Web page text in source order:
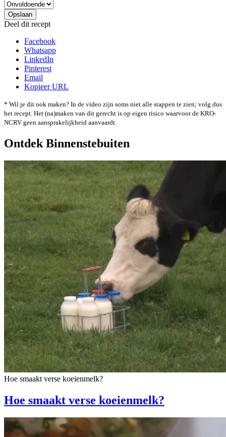
Deel dit recept
Facebook
Whatsapp
LinkedIn
Pinterest
Email
Kopieer URL
* Wil je dit ook maken? In de video zijn soms niet alle stappen te zien; volg dus
het recept. Het (na)maken van dit gerecht is op eigen risico waarvoor de KRO-
NCRV geen aansprakelijkheid aanvaardt.
Ontdek Binnenstebuiten
Hoe smaakt verse koeienmelk?
Hoe smaakt verse koeienmelk?